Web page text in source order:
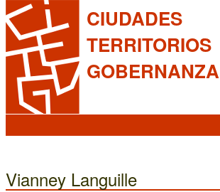
CIUDADES
TERRITORIOS
GOBERNANZA
Vianney Languille